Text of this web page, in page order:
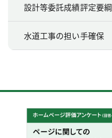
設計等委託成績評定要綱
水道工事の担い手確保